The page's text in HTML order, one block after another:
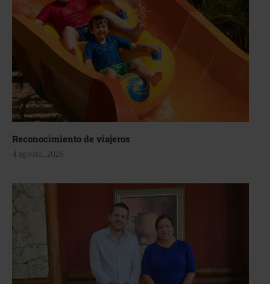
Reconocimiento de viajeros
4 agosto, 2026